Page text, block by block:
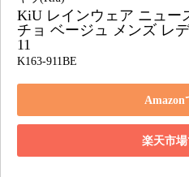
KiU レインウェア ニュー
チョ ベージュ メンズ レ
11
K163-911BE
Amazon
楽天市